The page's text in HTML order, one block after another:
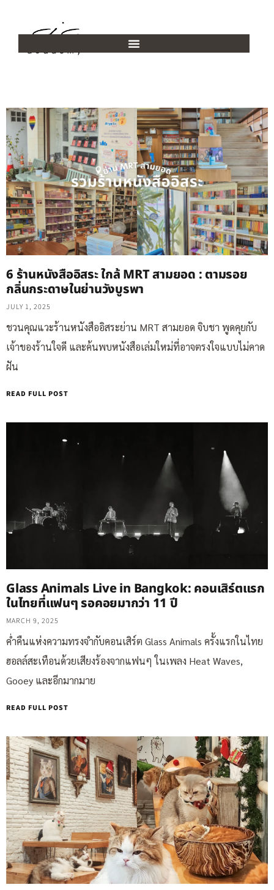
6 ร้านหนังสืออิสระ ใกล้ MRT สามยอด : ตามรอย
กลิ่นกระดาษในย่านวังบูรพา
JULY 1, 2025
ชวนคุณแวะร้านหนังสืออิสระย่าน MRT สามยอด จิบชา พูดคุยกับ
เจ้าของร้านใจดี และค้นพบหนังสือเล่มใหม่ที่อาจตรงใจแบบไม่คาด
ฝัน
READ FULL POST
Glass Animals Live in Bangkok: คอนเสิร์ตแรก
ในไทยที่แฟนๆ รอคอยมากว่า 11 ปี
MARCH 9, 2025
ค่ำคืนแห่งความทรงจำกับคอนเสิร์ต Glass Animals ครั้งแรกในไทย
ฮอลล์สะเทือนด้วยเสียงร้องจากแฟนๆ ในเพลง Heat Waves,
Gooey และอีกมากมาย
READ FULL POST